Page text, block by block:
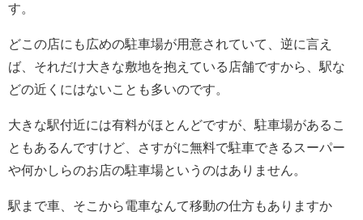
す。
どこの店にも広めの駐車場が用意されていて、逆に言え
ば、それだけ大きな敷地を抱えている店舗ですから、駅な
どの近くにはないことも多いのです。
大きな駅付近には有料がほとんどですが、駐車場があるこ
ともあるんですけど、さすがに無料で駐車できるスーパー
や何かしらのお店の駐車場というのはありません。
駅まで車、そこから電車なんて移動の仕方もありますか